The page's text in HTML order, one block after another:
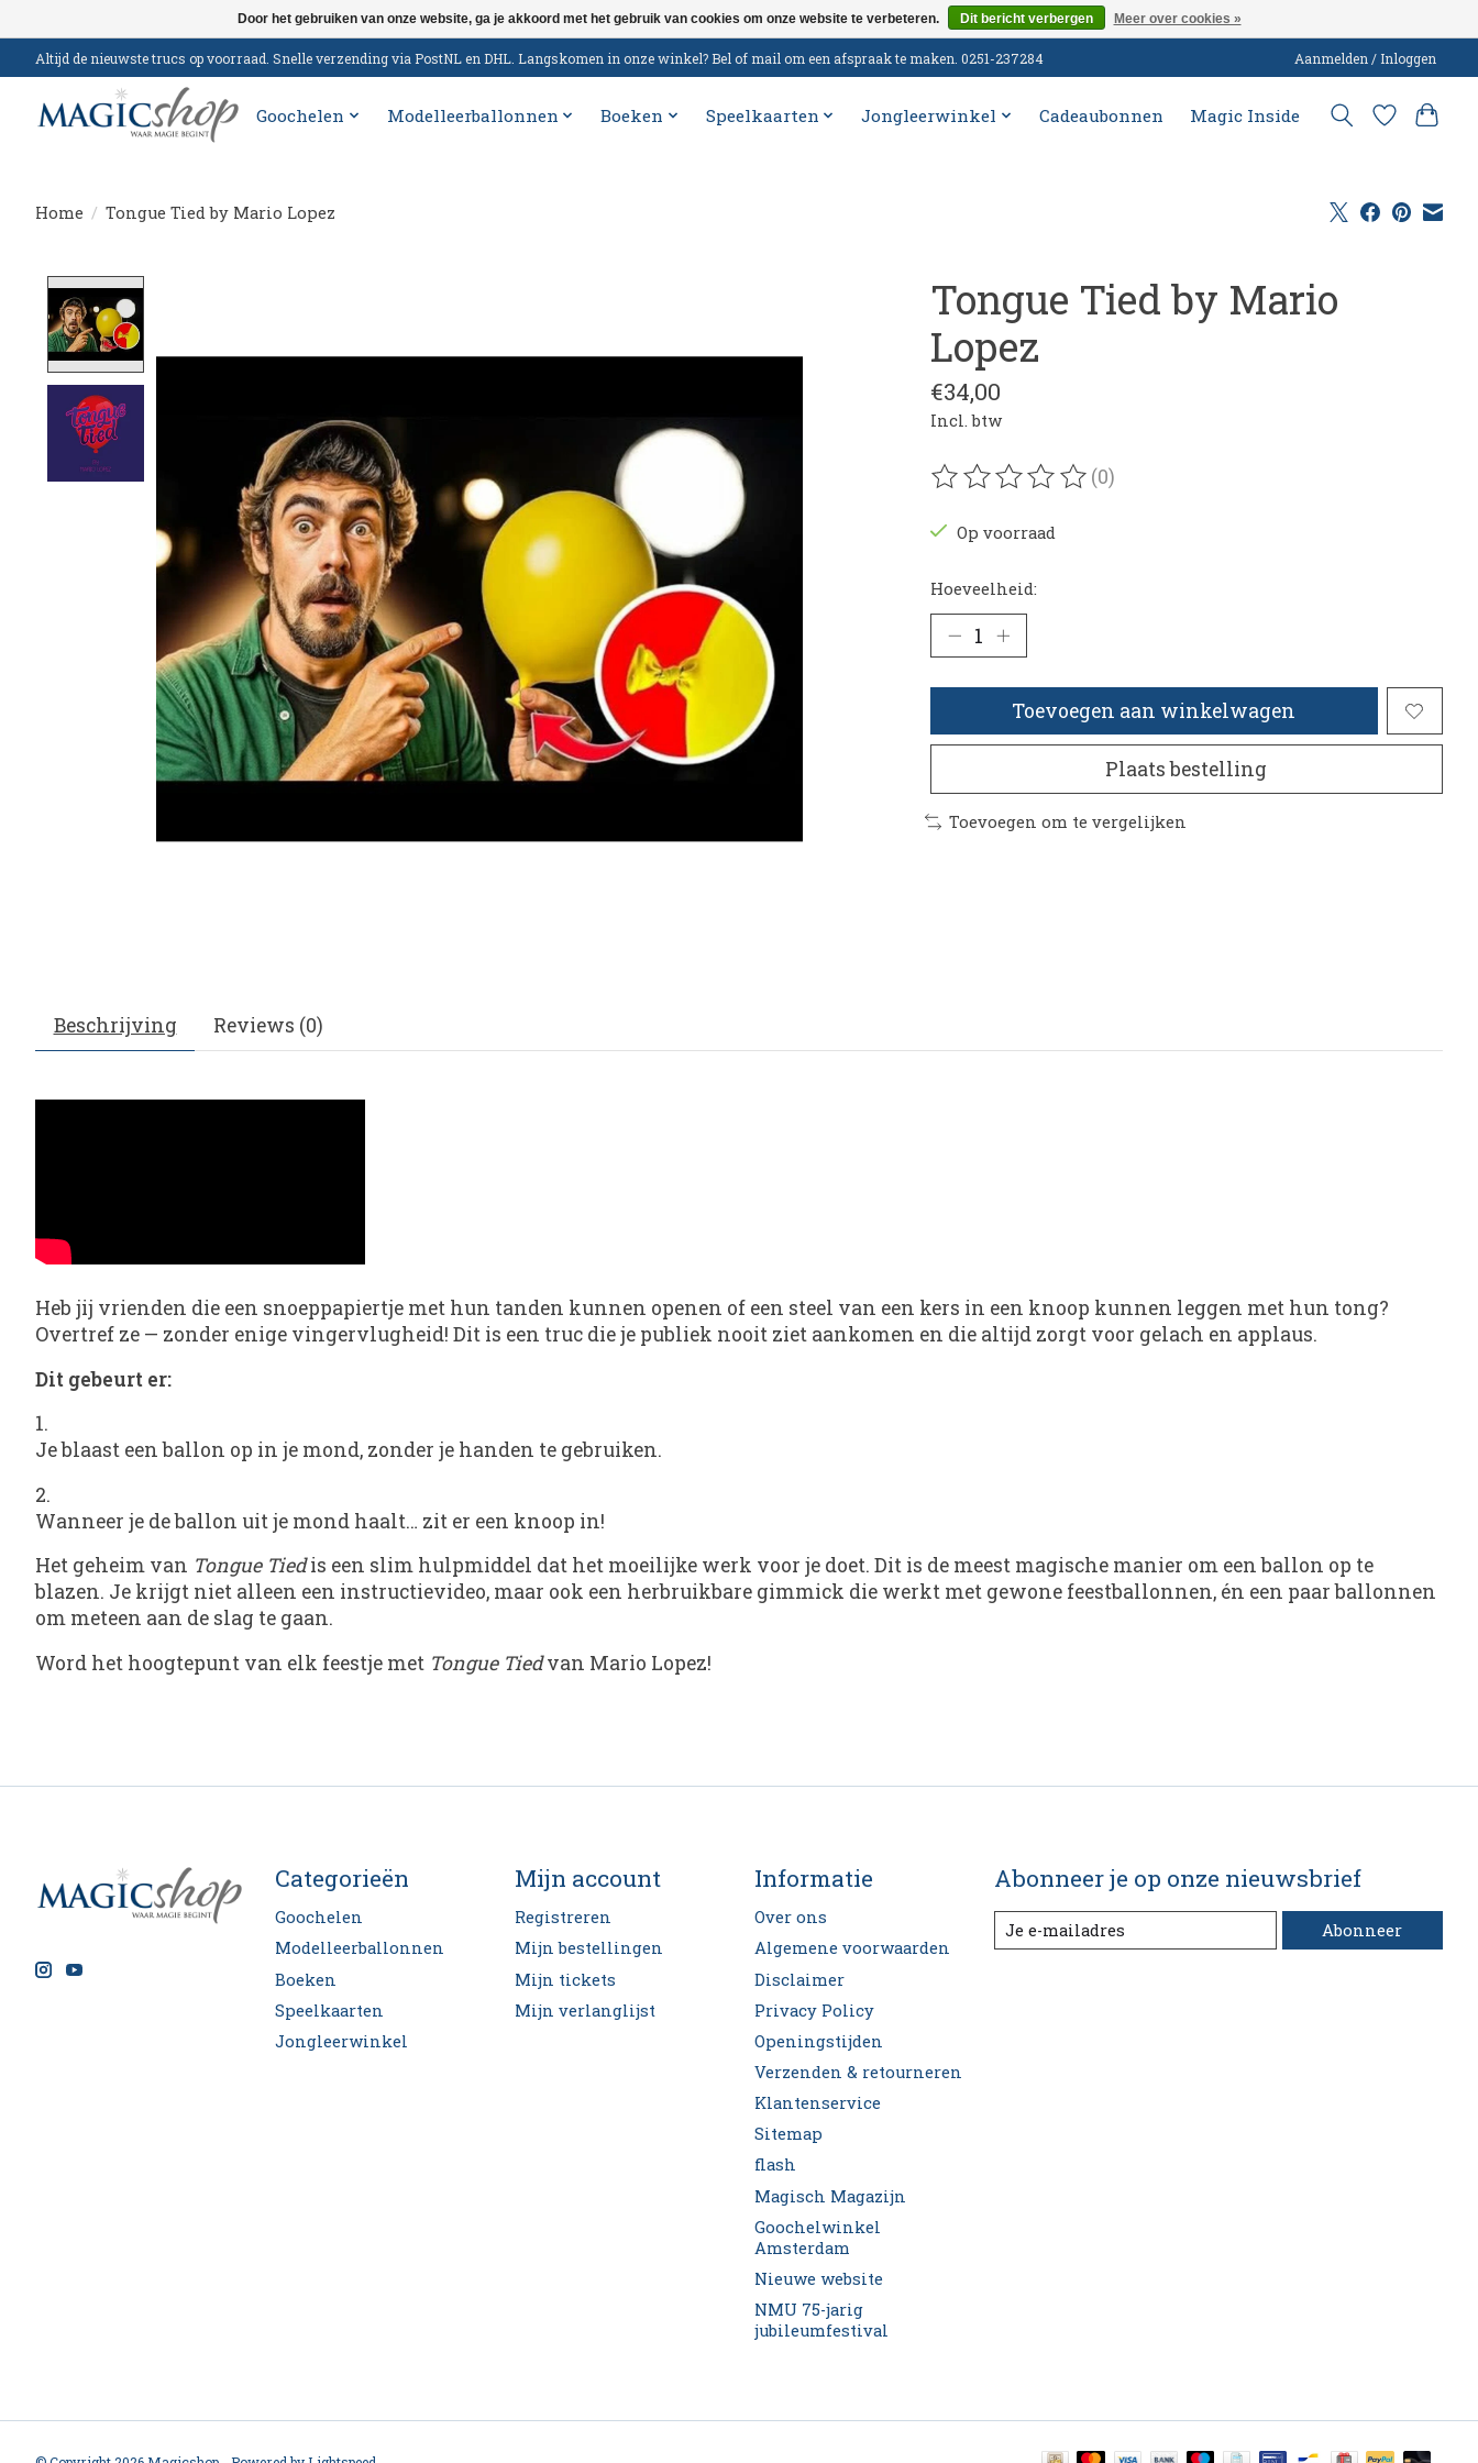
Altijd de nieuwste trucs op voorraad. Snelle verzending via PostNL en DHL. Langskomen in onze winkel? Bel of mail om een afspraak te maken. 0251-237284 Aanmelden / Inloggen
Goochelen Modelleerballonnen Boeken Speelkaarten Jongleerwinkel Cadeaubonnen Magic Inside
Home / Tongue Tied by Mario Lopez
Tongue Tied by Mario
Lopez
€34,00
Incl. btw
De beoordeling van dit product is
(0)
Op voorraad
Hoeveelheid:
Toevoegen aan winkelwagen
Plaats bestelling
Toevoegen om te vergelijken
Beschrijving Reviews (0)
Heb jij vrienden die een snoeppapiertje met hun tanden kunnen openen of een steel van een kers in een knoop kunnen leggen met hun tong?
Overtref ze — zonder enige vingervlugheid! Dit is een truc die je publiek nooit ziet aankomen en die altijd zorgt voor gelach en applaus.
Dit gebeurt er:
Je blaast een ballon op in je mond, zonder je handen te gebruiken.
Wanneer je de ballon uit je mond haalt… zit er een knoop in!
Het geheim van Tongue Tiedis een slim hulpmiddel dat het moeilijke werk voor je doet. Dit is de meest magische manier om een ballon op te
blazen. Je krijgt niet alleen een instructievideo, maar ook een herbruikbare gimmick die werkt met gewone feestballonnen, én een paar ballonnen
om meteen aan de slag te gaan.
Word het hoogtepunt van elk feestje met Tongue Tiedvan Mario Lopez!
Categorieën
Goochelen
Modelleerballonnen
Boeken
Speelkaarten
Jongleerwinkel
Mijn account
Registreren
Mijn bestellingen
Mijn tickets
Mijn verlanglijst
Informatie
Over ons
Algemene voorwaarden
Disclaimer
Privacy Policy
Openingstijden
Verzenden & retourneren
Klantenservice
Sitemap
flash
Magisch Magazijn
Goochelwinkel
Amsterdam
Nieuwe website
NMU 75-jarig
jubileumfestival
Abonneer je op onze nieuwsbrief
Abonneer
Door het gebruiken van onze website, ga je akkoord met het gebruik van cookies om onze website te verbeteren. Dit bericht verbergen Meer over cookies »